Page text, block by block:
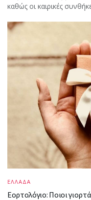
καθώς οι καιρικές
ΕΛΛΑΔΑ
Εορτολόγιο: Ποιοι